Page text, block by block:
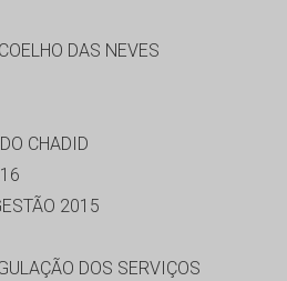
DAS NEVES
CHADID
2015
DOS SERVIÇOS